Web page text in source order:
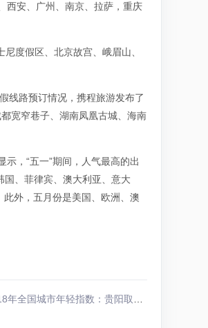
西安、广州、南京、拉萨，重庆
度假区、北京故宫、峨眉山、
线路预订情况，携程旅游发布了
宽窄巷子、湖南凤凰古城、海南
，“五一”期间，人气最高的出
、菲律宾、澳大利亚、意大
外，五月份是美国、欧洲、澳
国城市年轻指数：贵阳取代深圳列第一